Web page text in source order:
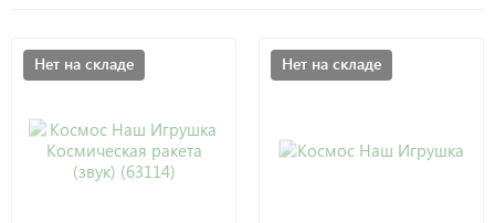
Нет на складе Нет на складе